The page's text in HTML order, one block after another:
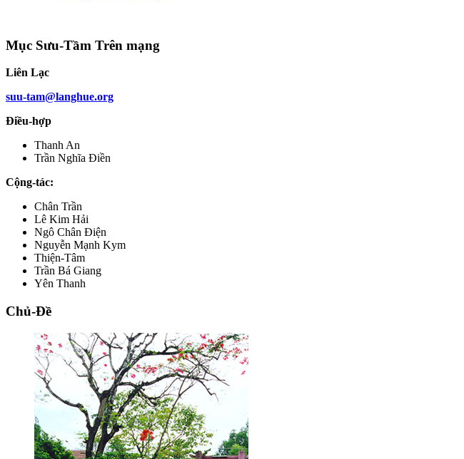
Mục Sưu-Tầm Trên mạng
Liên Lạc
suu-tam@langhue.org
Điều-hợp
Thanh An
Trần Nghĩa Điền
Cộng-tác:
Chân Trần
Lê Kim Hải
Ngô Chân Điện
Nguyễn Mạnh Kym
Thiện-Tâm
Trần Bá Giang
Yên Thanh
Chủ-Đề